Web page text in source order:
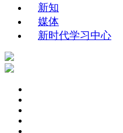
新知
媒体
新时代学习中心